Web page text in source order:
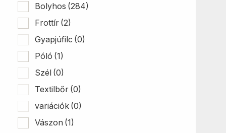
Bolyhos (284)
Frottír (2)
Gyapjúfilc (0)
Póló (1)
Szél (0)
Textilbőr (0)
variációk (0)
Vászon (1)